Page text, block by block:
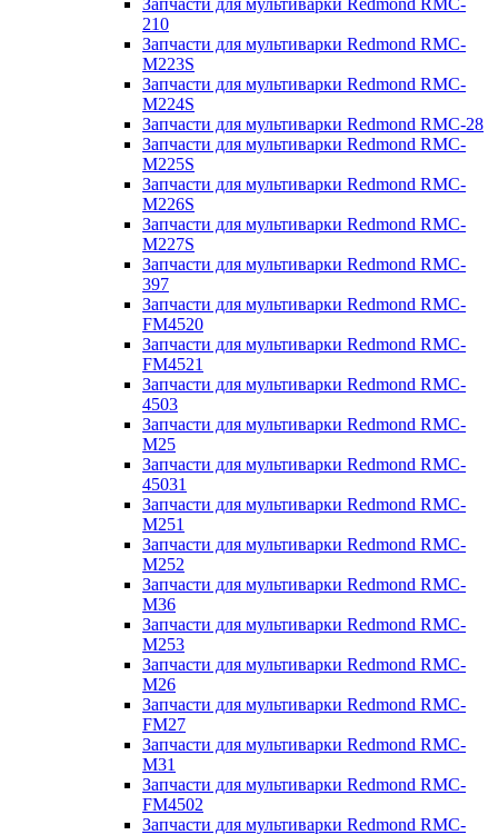
Запчасти для мультиварки Redmond RMC-
210
Запчасти для мультиварки Redmond RMC-
M223S
Запчасти для мультиварки Redmond RMC-
M224S
Запчасти для мультиварки Redmond RMC-28
Запчасти для мультиварки Redmond RMC-
M225S
Запчасти для мультиварки Redmond RMC-
M226S
Запчасти для мультиварки Redmond RMC-
M227S
Запчасти для мультиварки Redmond RMC-
397
Запчасти для мультиварки Redmond RMC-
FM4520
Запчасти для мультиварки Redmond RMC-
FM4521
Запчасти для мультиварки Redmond RMC-
4503
Запчасти для мультиварки Redmond RMC-
M25
Запчасти для мультиварки Redmond RMC-
45031
Запчасти для мультиварки Redmond RMC-
M251
Запчасти для мультиварки Redmond RMC-
M252
Запчасти для мультиварки Redmond RMC-
M36
Запчасти для мультиварки Redmond RMC-
M253
Запчасти для мультиварки Redmond RMC-
M26
Запчасти для мультиварки Redmond RMC-
FM27
Запчасти для мультиварки Redmond RMC-
M31
Запчасти для мультиварки Redmond RMC-
FM4502
Запчасти для мультиварки Redmond RMC-